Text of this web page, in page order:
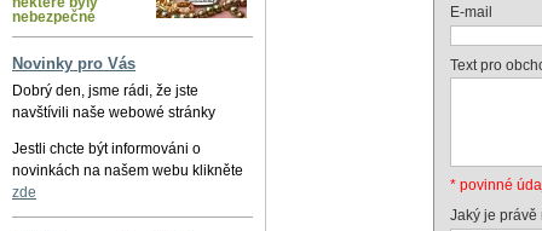
nebezpečné
Novinky pro Vás
Dobrý den, jsme rádi, že jste
navštívili naše webowé stránky
Jestli chcte být informováni o
novinkách na našem webu klikněte
zde
E-mail
Text pro
* povinné
Jaký je právě